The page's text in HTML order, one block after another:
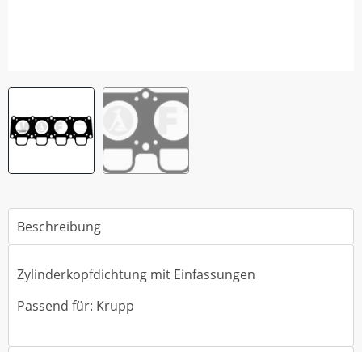
Beschreibung
Zylinderkopfdichtung mit Einfassungen
Passend für: Krupp